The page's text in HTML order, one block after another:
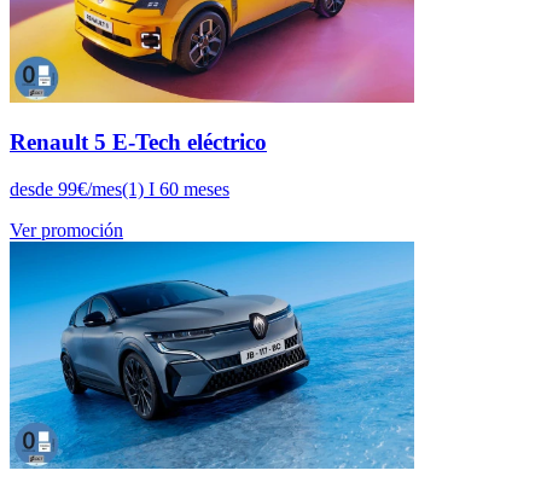
Renault 5 E-Tech eléctrico
desde 99€/mes(1) I 60 meses
Ver promoción